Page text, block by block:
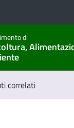
di
correlati